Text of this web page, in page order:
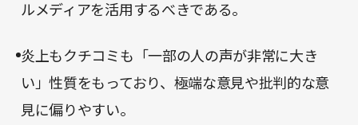
ルメディアを活用するべきである。
炎上もクチコミも「一部の人の声が非常に大き
い」性質をもっており、極端な意見や批判的な意
見に偏りやすい。